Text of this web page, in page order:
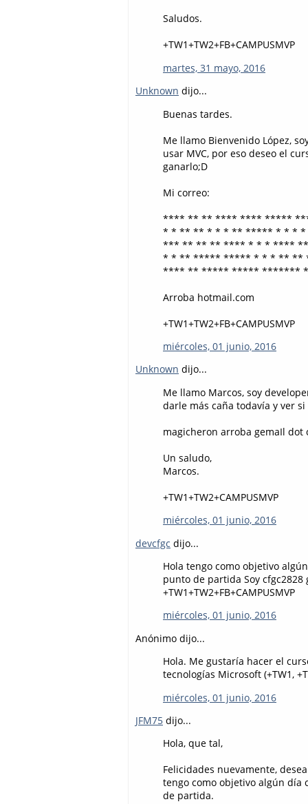
Saludos.
+TW1+TW2+FB+CAMPUSMVP
martes, 31 mayo, 2016
Unknown dijo...
Buenas tardes.
Me llamo Bienvenido López,
usar MVC, por eso deseo el
ganarlo;D
Mi correo:
**** ** ** **** **** *****
* * ** ** * * * ** ***** * * * *
*** ** ** ** **** * * * ****
* * ** ***** ***** * * * ** **
**** ** ***** ***** *******
Arroba hotmail.com
+TW1+TW2+FB+CAMPUSMVP
miércoles, 01 junio, 2016
Unknown dijo...
Me llamo Marcos, soy
darle más caña todavía y ver
magicheron arroba gemaIl dot
Un saludo,
Marcos.
+TW1+TW2+CAMPUSMVP
miércoles, 01 junio, 2016
devcfgc dijo...
Hola tengo como objetivo
punto de partida Soy
+TW1+TW2+FB+CAMPUSMVP
miércoles, 01 junio, 2016
Anónimo dijo...
Hola. Me gustaría hacer el
tecnologías Microsoft (+TW1,
miércoles, 01 junio, 2016
JFM75 dijo...
Hola, que tal,
Felicidades nuevamente,
tengo como objetivo algún día
de partida.